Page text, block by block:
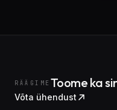
RÄÄGIME Toome ka
Võta ühendust